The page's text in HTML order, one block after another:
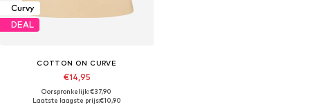
Curvy
DEAL
COTTON ON CURVE
€14,95
Oorspronkelijk: €37,90
Laatste laagste prijs:€10,90